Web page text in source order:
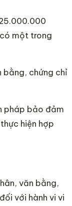
một trong
bằng, chứng chỉ
pháp bảo đảm
hiện hợp
văn bằng,
với hành vi vi